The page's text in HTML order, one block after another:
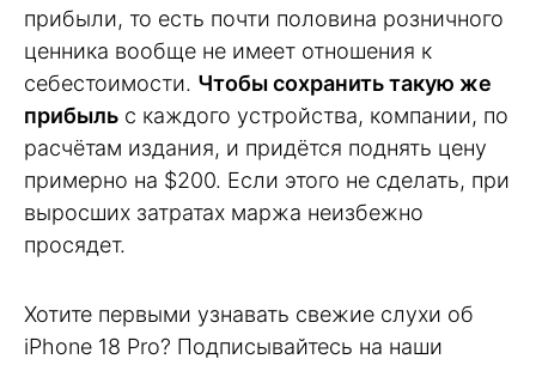
прибыли, то есть почти половина розничного
ценника вообще не имеет отношения к
себестоимости. Чтобы сохранить такую же
прибыль с каждого устройства, компании, по
расчётам издания, и придётся поднять цену
примерно на $200. Если этого не сделать, при
выросших затратах маржа неизбежно
просядет.
Хотите первыми узнавать свежие слухи об
iPhone 18 Pro? Подписывайтесь на наши